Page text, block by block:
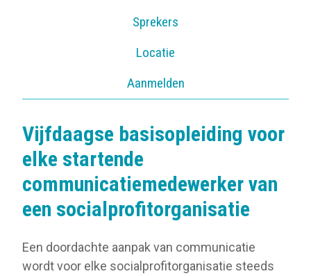
Sprekers
Locatie
Aanmelden
Vijfdaagse basisopleiding voor
elke startende
communicatiemedewerker van
een socialprofitorganisatie
Een doordachte aanpak van communicatie
wordt voor elke socialprofitorganisatie steeds